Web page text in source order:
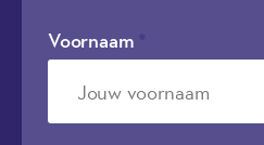
Voornaam